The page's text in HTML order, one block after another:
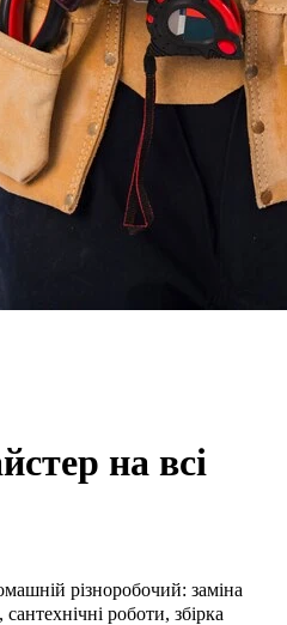
на всі
різноробочий: заміна
роботи, збірка